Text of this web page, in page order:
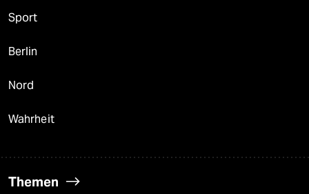
Sport
Berlin
Nord
Wahrheit
Themen